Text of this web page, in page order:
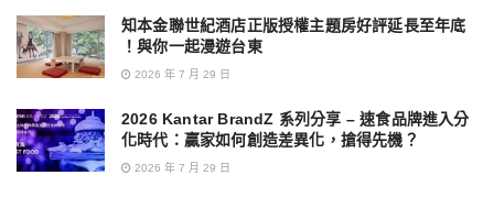
知本金聯世紀酒店正版授權主題房好評延長至年底
！與你一起漫遊台東
2026 年 7 月 29 日
2026 Kantar BrandZ 系列分享 – 速食品牌進入分
化時代：贏家如何創造差異化，搶得先機？
2026 年 7 月 29 日